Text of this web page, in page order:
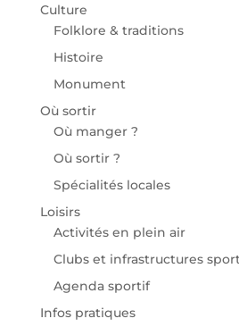
Culture
Folklore & traditions
Histoire
Monument
Où sortir
Où manger ?
Où sortir ?
Spécialités locales
Loisirs
Activités en plein air
Clubs et infrastructures
Agenda sportif
Infos pratiques